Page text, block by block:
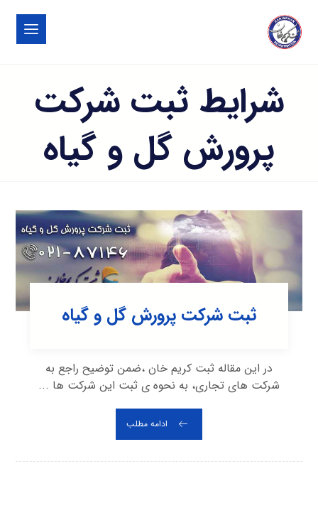
شرایط ثبت شرکت
پرورش گل و گیاه
ثبت شرکت پرورش گل و گیاه
در این مقاله ثبت کریم خان ،ضمن توضیح راجع به
شرکت های تجاری، به نحوه ی ثبت این شرکت ها ...
ادامه مطلب